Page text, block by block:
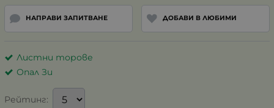
НАПРАВИ ЗАПИТВАНЕ ДОБАВИ В ЛЮБИМИ
Листни торове
Опал Зи
Рейтинг: